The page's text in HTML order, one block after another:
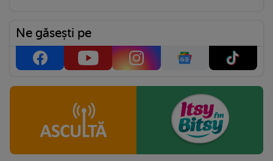
Ne găsești pe